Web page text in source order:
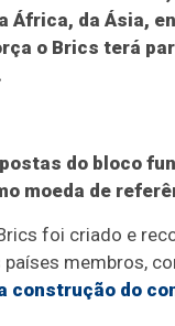
África, da Ásia,
o Brics terá
do bloco
moeda de
foi criado e
membros,
construção do